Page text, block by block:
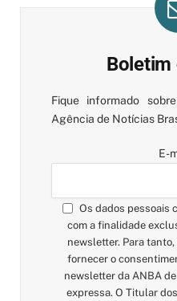
Boletim
Fique informado
Agência de Notícias
E-
Os dados pessoais
com a finalidade
newsletter. Para
fornecer o
newsletter da ANBA
expressa. O Titular